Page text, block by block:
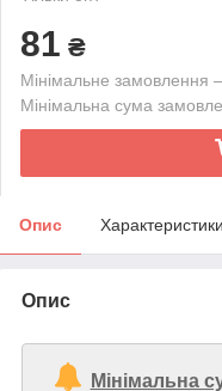
81 ₴
Мінімальне замовлення
Мінімальна сума
Опис Характеристики
Опис
Мінімальна